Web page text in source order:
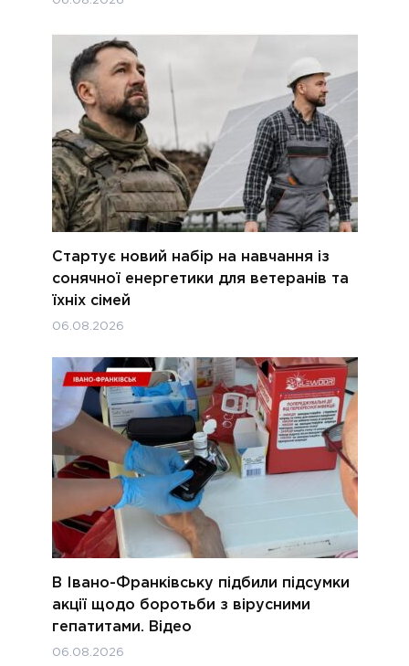
Стартує новий набір на навчання із
сонячної енергетики для ветеранів та
їхніх сімей
06.08.2026
В Івано-Франківську підбили підсумки
акції щодо боротьби з вірусними
гепатитами. Відео
06.08.2026